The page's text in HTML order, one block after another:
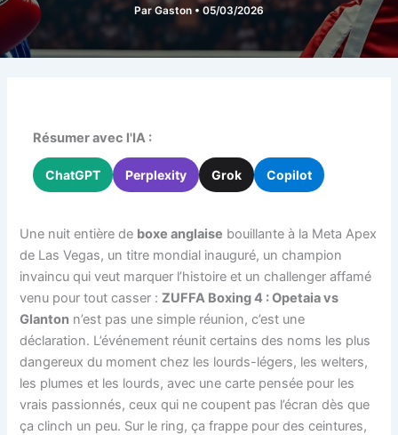
ParGaston • 05/03/2026
Résumer avec l'IA :
ChatGPT Perplexity Grok Copilot
Une nuit entière de boxe anglaise bouillante à la Meta Apex
de Las Vegas, un titre mondial inauguré, un champion
invaincu qui veut marquer l’histoire et un challenger affamé
venu pour tout casser :ZUFFA Boxing 4 : Opetaia vs
Glanton n’est pas une simple réunion, c’est une
déclaration. L’événement réunit certains des noms les plus
dangereux du moment chez les lourds-légers, les welters,
les plumes et les lourds, avec une carte pensée pour les
vrais passionnés, ceux qui ne coupent pas l’écran dès que
ça clinch un peu. Sur le ring, ça frappe pour des ceintures,